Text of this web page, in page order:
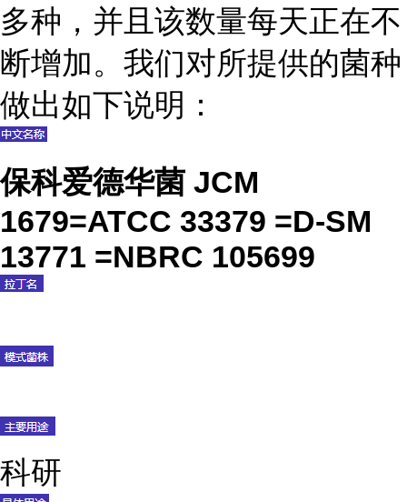
多种，并且该数量每天正在不
断增加。我们对所提供的菌种
做出如下说明：
保科爱德华菌 JCM
1679=ATCC 33379 =D-SM
13771 =NBRC 105699
科研